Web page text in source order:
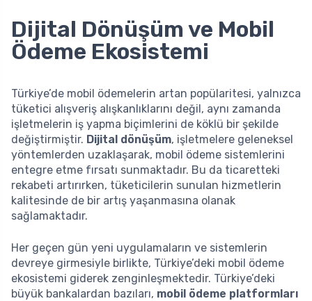
Dijital Dönüşüm ve Mobil
Ödeme Ekosistemi
Türkiye’de mobil ödemelerin artan popülaritesi, yalnızca
tüketici alışveriş alışkanlıklarını değil, aynı zamanda
işletmelerin iş yapma biçimlerini de köklü bir şekilde
değiştirmiştir. Dijital dönüşüm, işletmelere geleneksel
yöntemlerden uzaklaşarak, mobil ödeme sistemlerini
entegre etme fırsatı sunmaktadır. Bu da ticaretteki
rekabeti artırırken, tüketicilerin sunulan hizmetlerin
kalitesinde de bir artış yaşanmasına olanak
sağlamaktadır.
Her geçen gün yeni uygulamaların ve sistemlerin
devreye girmesiyle birlikte, Türkiye’deki mobil ödeme
ekosistemi giderek zenginleşmektedir. Türkiye’deki
büyük bankalardan bazıları, mobil ödeme platformları